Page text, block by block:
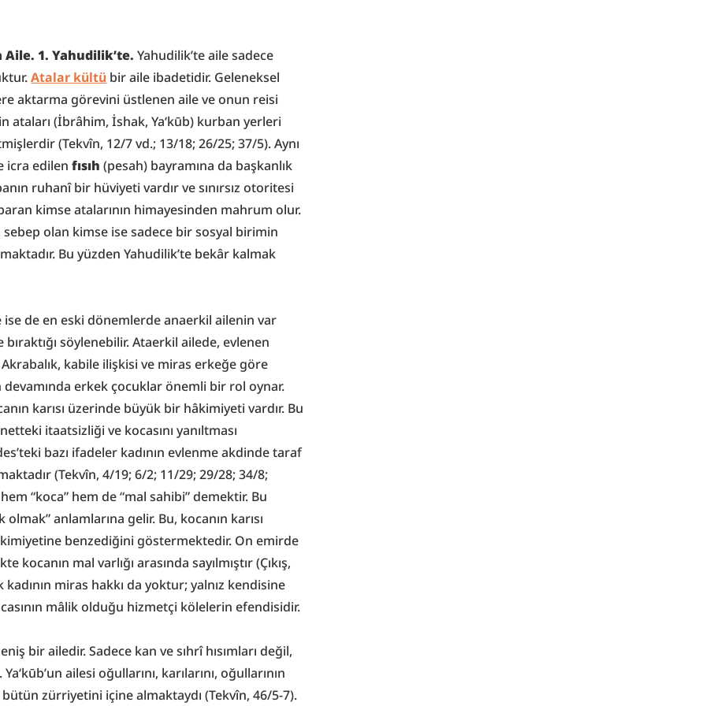
Aile. 1. Yahudilik’te. Yahudilik’te aile sadece
Atalar kültü bir aile ibadetidir. Geleneksel
aktarma görevini üstlenen aile ve onun reisi
ataları (İbrâhim, İshak, Ya‘kūb) kurban yerleri
(Tekvîn, 12/7 vd.; 13/18; 26/25; 37/5). Aynı
icra edilen fısıh (pesah) bayramına da başkanlık
ruhanî bir hüviyeti vardır ve sınırsız otoritesi
kimse atalarının himayesinden mahrum olur.
olan kimse ise sadece bir sosyal birimin
Bu yüzden Yahudilik’te bekâr kalmak
de en eski dönemlerde anaerkil ailenin var
söylenebilir. Ataerkil ailede, evlenen
Akrabalık, kabile ilişkisi ve miras erkeğe göre
erkek çocuklar önemli bir rol oynar.
karısı üzerinde büyük bir hâkimiyeti vardır. Bu
itaatsizliği ve kocasını yanıltması
bazı ifadeler kadının evlenme akdinde taraf
(Tekvîn, 4/19; 6/2; 11/29; 29/28; 34/8;
“koca” hem de “mal sahibi” demektir. Bu
anlamlarına gelir. Bu, kocanın karısı
benzediğini göstermektedir. On emirde
mal varlığı arasında sayılmıştır (Çıkış,
miras hakkı da yoktur; yalnız kendisine
mâlik olduğu hizmetçi kölelerin efendisidir.
bir ailedir. Sadece kan ve sıhrî hısımları değil,
ailesi oğullarını, karılarını, oğullarının
bütün zürriyetini içine almaktaydı (Tekvîn, 46/5-7).